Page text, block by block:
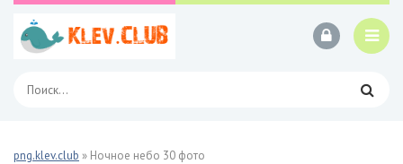
png.klev.club » Ночное небо 30 фото